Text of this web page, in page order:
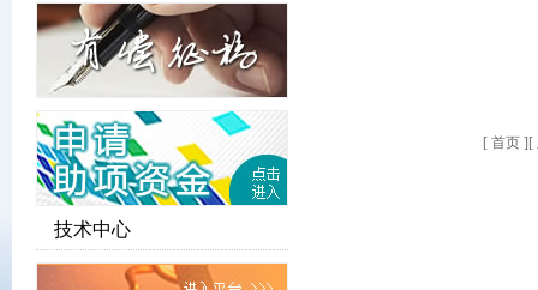
技术中心
[ 首页 ][